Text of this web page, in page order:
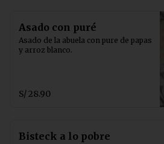
Asado con puré
Asado de la abuela con pure de papas
y arroz blanco.
S/ 28.90
Bisteck a lo pobre